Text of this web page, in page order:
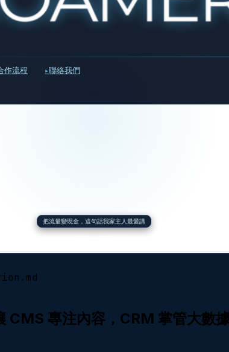
作流程 ▸聯絡我們
把流量變現金，這句話我家主人最愛講
專注內容，CRM 掌管大數